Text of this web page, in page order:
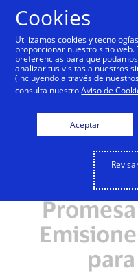
Visa
la
Cookies
Utilizamos cookies y
proporcionar nuestro sitio
preferencias para que
analizar tus visitas a nuestros
(incluyendo a través de
consulta nuestroAviso de
Aceptar